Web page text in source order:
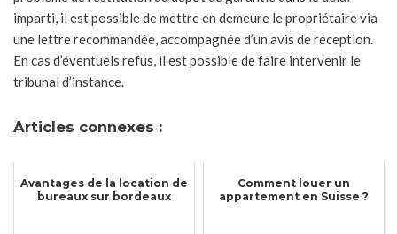
imparti, il est possible de mettre en demeure le propriétaire via
une lettre recommandée, accompagnée d’un avis de réception.
En cas d’éventuels refus, il est possible de faire intervenir le
tribunal d’instance.
Articles connexes :
Avantages de la location de
bureaux sur bordeaux
Comment louer un
appartement en Suisse ?